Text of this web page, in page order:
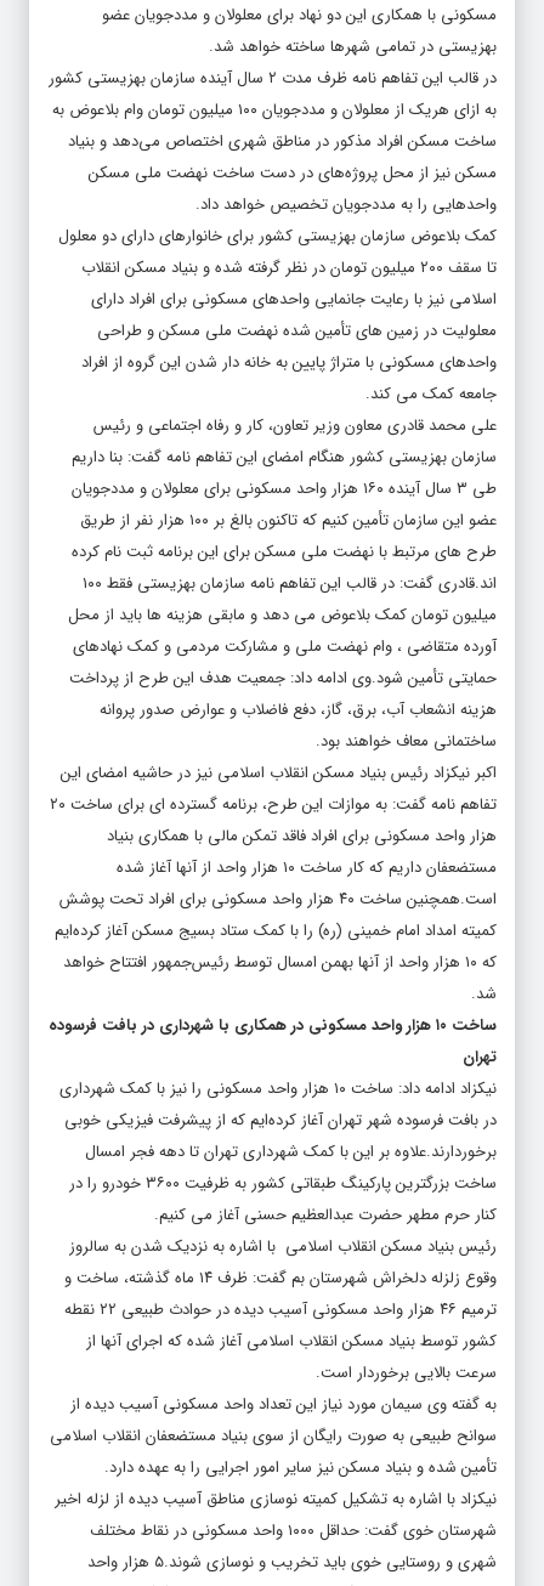
مسکونی با همکاری این دو نهاد برای معلولان و مددجویان عضو
بهزیستی در تمامی شهرها ساخته خواهد شد.
در قالب این تفاهم نامه ظرف مدت ۲ سال آینده سازمان بهزیستی کشور
به ازای هریک از معلولان و مددجویان ۱۰۰ میلیون تومان وام بلاعوض به
ساخت مسکن افراد مذکور در مناطق شهری اختصاص می‌دهد و بنیاد
مسکن نیز از محل پروژه‌های در دست ساخت نهضت ملی مسکن
واحدهایی را به مددجویان تخصیص خواهد داد.
کمک بلاعوض سازمان بهزیستی کشور برای خانوارهای دارای دو معلول
تا سقف ۲۰۰ میلیون تومان در نظر گرفته شده و بنیاد مسکن انقلاب
اسلامی نیز با رعایت جانمایی واحدهای مسکونی برای افراد دارای
معلولیت در زمین های تأمین شده نهضت ملی مسکن و طراحی
واحدهای مسکونی با متراژ پایین به خانه دار شدن این گروه از افراد
جامعه کمک می کند.
علی محمد قادری معاون وزیر تعاون، کار و رفاه اجتماعی و رئیس
سازمان بهزیستی کشور هنگام امضای این تفاهم نامه گفت: بنا داریم
طی ۳ سال آینده ۱۶۰ هزار واحد مسکونی برای معلولان و مددجویان
عضو این سازمان تأمین کنیم که تاکنون بالغ بر ۱۰۰ هزار نفر از طریق
طرح های مرتبط با نهضت ملی مسکن برای این برنامه ثبت نام کرده
اند.قادری گفت: در قالب این تفاهم نامه سازمان بهزیستی فقط ۱۰۰
میلیون تومان کمک بلاعوض می دهد و مابقی هزینه ها باید از محل
آورده متقاضی ، وام نهضت ملی و مشارکت مردمی و کمک نهادهای
حمایتی تأمین شود.وی ادامه داد: جمعیت هدف این طرح از پرداخت
هزینه انشعاب آب، برق، گاز، دفع فاضلاب و عوارض صدور پروانه
ساختمانی معاف خواهند بود.
اکبر نیکزاد رئیس بنیاد مسکن انقلاب اسلامی نیز در حاشیه امضای این
تفاهم نامه گفت: به موازات این طرح، برنامه گسترده ای برای ساخت ۲۰
هزار واحد مسکونی برای افراد فاقد تمکن مالی با همکاری بنیاد
مستضعفان داریم که کار ساخت ۱۰ هزار واحد از آنها آغاز شده
است.همچنین ساخت ۴۰ هزار واحد مسکونی برای افراد تحت پوشش
کمیته امداد امام خمینی (ره) را با کمک ستاد بسیج مسکن آغاز کرده‌ایم
که ۱۰ هزار واحد از آنها بهمن امسال توسط رئیس‌جمهور افتتاح خواهد
شد.
ساخت ۱۰ هزار واحد مسکونی در همکاری با شهرداری در بافت فرسوده
تهران
نیکزاد ادامه داد: ساخت ۱۰ هزار واحد مسکونی را نیز با کمک شهرداری
در بافت فرسوده شهر تهران آغاز کرده‌ایم که از پیشرفت فیزیکی خوبی
برخوردارند.علاوه بر این با کمک شهرداری تهران تا دهه فجر امسال
ساخت بزرگترین پارکینگ طبقاتی کشور به ظرفیت ۳۶۰۰ خودرو را در
کنار حرم مطهر حضرت عبدالعظیم حسنی آغاز می کنیم.
رئیس بنیاد مسکن انقلاب اسلامی با اشاره به نزدیک شدن به سالروز
وقوع زلزله دلخراش شهرستان بم گفت: ظرف ۱۴ ماه گذشته، ساخت و
ترمیم ۴۶ هزار واحد مسکونی آسیب دیده در حوادث طبیعی ۲۲ نقطه
کشور توسط بنیاد مسکن انقلاب اسلامی آغاز شده که اجرای آنها از
سرعت بالایی برخوردار است.
به گفته وی سیمان مورد نیاز این تعداد واحد مسکونی آسیب دیده از
سوانح طبیعی به صورت رایگان از سوی بنیاد مستضعفان انقلاب اسلامی
تأمین شده و بنیاد مسکن نیز سایر امور اجرایی را به عهده دارد.
نیکزاد با اشاره به تشکیل کمیته نوسازی مناطق آسیب دیده از لزله اخیر
شهرستان خوی گفت: حداقل ۱۰۰۰ واحد مسکونی در نقاط مختلف
شهری و روستایی خوی باید تخریب و نوسازی شوند.۵ هزار واحد